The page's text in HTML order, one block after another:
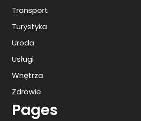
Transport
Turystyka
Uroda
Usługi
Wnętrza
Zdrowie
Pages